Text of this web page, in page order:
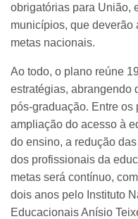
obrigatórias para União,
municípios, que
metas nacionais.
Ao todo, o plano reúne
estratégias, abrangendo
pós-graduação. Entre
ampliação do acesso à
do ensino, a redução
dos profissionais da
metas será contínuo,
dois anos pelo Instituto
Educacionais Anísio